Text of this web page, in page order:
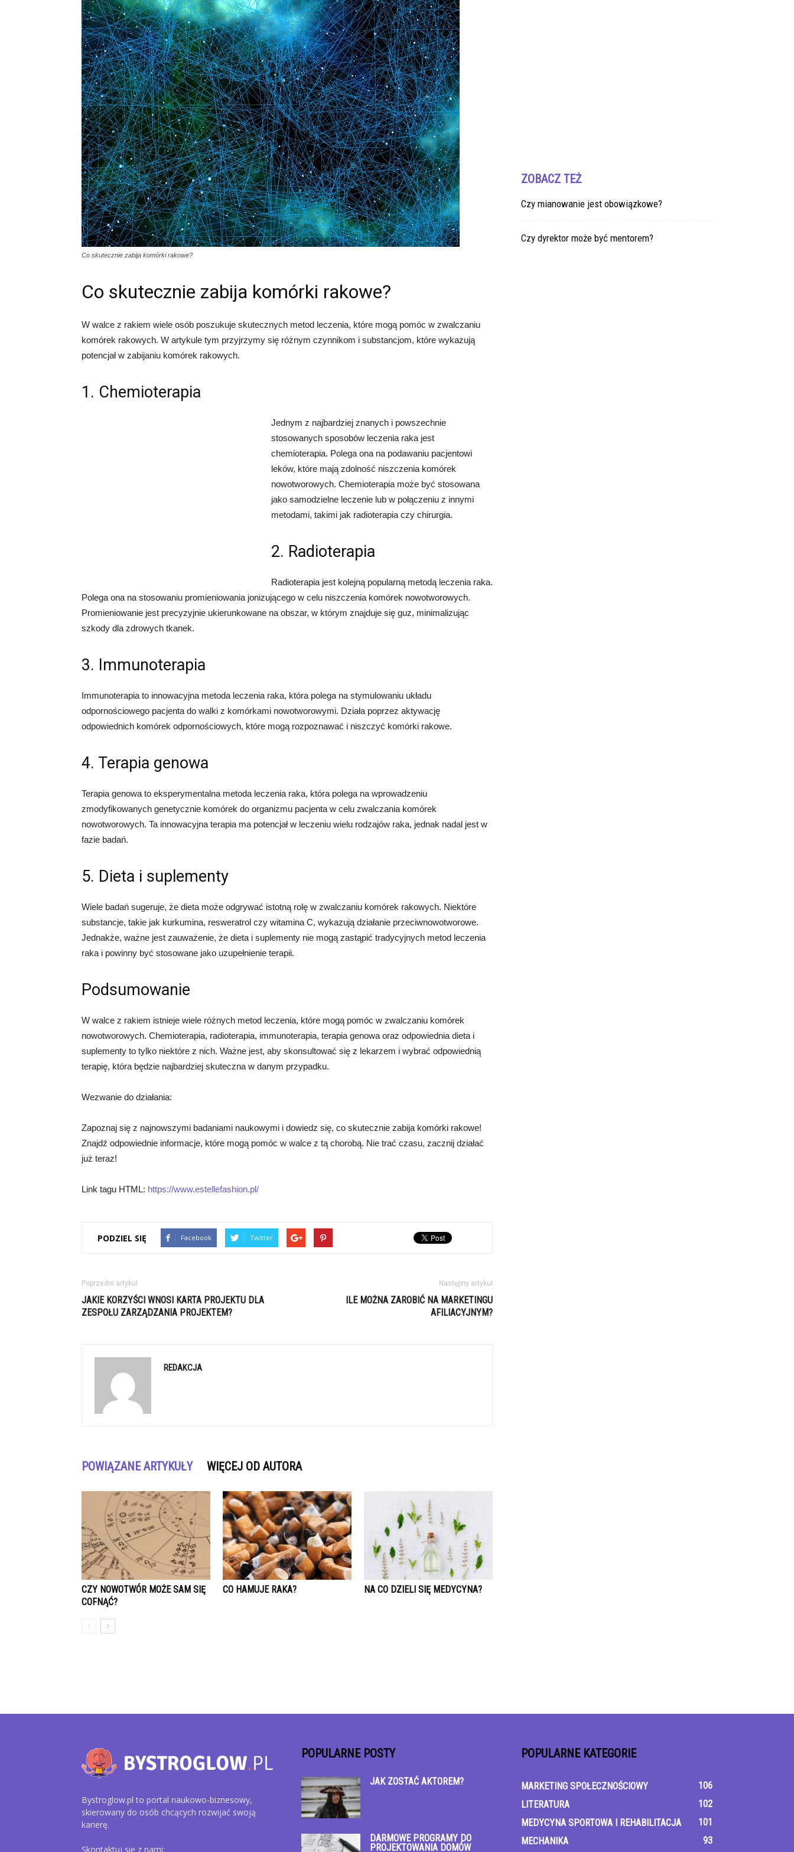
Co skutecznie zabija komórki rakowe?
Co skutecznie zabija komórki rakowe?
W walce z rakiem wiele osób poszukuje skutecznych metod leczenia, które mogą pomóc w zwalczaniu
komórek rakowych. W artykule tym przyjrzymy się różnym czynnikom i substancjom, które wykazują
potencjał w zabijaniu komórek rakowych.
1. Chemioterapia
Jednym z najbardziej znanych i powszechnie
stosowanych sposobów leczenia raka jest
chemioterapia. Polega ona na podawaniu pacjentowi
leków, które mają zdolność niszczenia komórek
nowotworowych. Chemioterapia może być stosowana
jako samodzielne leczenie lub w połączeniu z innymi
metodami, takimi jak radioterapia czy chirurgia.
2. Radioterapia
Radioterapia jest kolejną popularną metodą leczenia raka.
Polega ona na stosowaniu promieniowania jonizującego w celu niszczenia komórek nowotworowych.
Promieniowanie jest precyzyjnie ukierunkowane na obszar, w którym znajduje się guz, minimalizując
szkody dla zdrowych tkanek.
3. Immunoterapia
Immunoterapia to innowacyjna metoda leczenia raka, która polega na stymulowaniu układu
odpornościowego pacjenta do walki z komórkami nowotworowymi. Działa poprzez aktywację
odpowiednich komórek odpornościowych, które mogą rozpoznawać i niszczyć komórki rakowe.
4. Terapia genowa
Terapia genowa to eksperymentalna metoda leczenia raka, która polega na wprowadzeniu
zmodyfikowanych genetycznie komórek do organizmu pacjenta w celu zwalczania komórek
nowotworowych. Ta innowacyjna terapia ma potencjał w leczeniu wielu rodzajów raka, jednak nadal jest w
fazie badań.
5. Dieta i suplementy
Wiele badań sugeruje, że dieta może odgrywać istotną rolę w zwalczaniu komórek rakowych. Niektóre
substancje, takie jak kurkumina, resweratrol czy witamina C, wykazują działanie przeciwnowotworowe.
Jednakże, ważne jest zauważenie, że dieta i suplementy nie mogą zastąpić tradycyjnych metod leczenia
raka i powinny być stosowane jako uzupełnienie terapii.
Podsumowanie
W walce z rakiem istnieje wiele różnych metod leczenia, które mogą pomóc w zwalczaniu komórek
nowotworowych. Chemioterapia, radioterapia, immunoterapia, terapia genowa oraz odpowiednia dieta i
suplementy to tylko niektóre z nich. Ważne jest, aby skonsultować się z lekarzem i wybrać odpowiednią
terapię, która będzie najbardziej skuteczna w danym przypadku.
Wezwanie do działania:
Zapoznaj się z najnowszymi badaniami naukowymi i dowiedz się, co skutecznie zabija komórki rakowe!
Znajdź odpowiednie informacje, które mogą pomóc w walce z tą chorobą. Nie trać czasu, zacznij działać
już teraz!
Link tagu HTML: https://www.estellefashion.pl/
PODZIEL SIĘ Facebook Twitter
Poprzedni artykuł
JAKIE KORZYŚCI WNOSI KARTA PROJEKTU DLA
ZESPOŁU ZARZĄDZANIA PROJEKTEM?
Następny artykuł
ILE MOŻNA ZAROBIĆ NA MARKETINGU
AFILIACYJNYM?
REDAKCJA
POWIĄZANE ARTYKUŁY WIĘCEJ OD AUTORA
CZY NOWOTWÓR MOŻE SAM SIĘ
COFNĄĆ?
CO HAMUJE RAKA? NA CO DZIELI SIĘ MEDYCYNA?
ZOBACZ TEŻ
Czy mianowanie jest obowiązkowe?
Czy dyrektor może być mentorem?
Bystroglow.pl to portal naukowo-biznesowy,
skierowany do osób chcących rozwijać swoją
karierę.
Skontaktuj się z nami:
POPULARNE POSTY
JAK ZOSTAĆ AKTOREM?
DARMOWE PROGRAMY DO
PROJEKTOWANIA DOMÓW
POPULARNE KATEGORIE
MARKETING SPOŁECZNOŚCIOWY
106
LITERATURA
102
MEDYCYNA SPORTOWA I REHABILITACJA
101
MECHANIKA
93